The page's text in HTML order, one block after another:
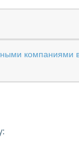
компаниями